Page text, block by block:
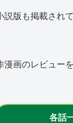
説版も掲載され
漫画のレビュー
各話